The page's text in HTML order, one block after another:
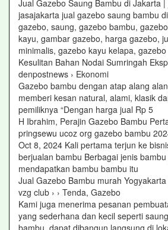
Jual Gazebo Saung Bambu di Jakarta
jasajakarta jual gazebo saung bambu
gazebo, saung, gazebo bambu,
kayu, gambar gazebo, harga gazebo,
minimalis, gazebo kayu kelapa, gazebo
Kesulitan Bahan Nodai Sumringah
denpostnews › Ekonomi
Gazebo bambu dengan atap alang
memberi kesan natural, alami, klasik
pemiliknya “Dengan harga jual Rp 5
H Ibrahim, Perajin Gazebo Bambu
pringsewu ucoz org gazebo bambu
Oct 8, 2024 Kali pertama terjun ke
berjualan bambu Berbagai jenis
mendapatkan bambu bambu itu
Jual Gazebo Bambu murah
vzg club › › Tenda, Gazebo
Kami juga menerima pesanan
yang sederhana dan kecil seperti
bambu, dapat dibangun langsung di